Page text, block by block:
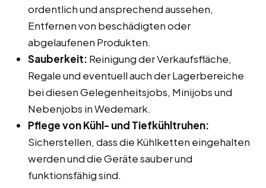
ordentlich und ansprechend aussehen,
Entfernen von beschädigten oder
abgelaufenen Produkten.
Sauberkeit: Reinigung der Verkaufsfläche,
Regale und eventuell auch der Lagerbereiche
bei diesen Gelegenheitsjobs, Minijobs und
Nebenjobs in Wedemark.
Pflege von Kühl- und Tiefkühltruhen:
Sicherstellen, dass die Kühlketten eingehalten
werden und die Geräte sauber und
funktionsfähig sind.